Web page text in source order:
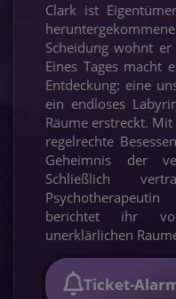
Clark ist
Scheidung wohnt
Eines Tages macht
Entdeckung: eine
ein endloses
Räume erstreckt.
regelrechte
Geheimnis der
Schließlich
berichtet ihr
unerklärlichen
Ticket-